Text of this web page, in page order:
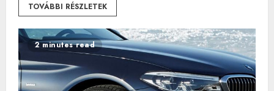
TOVÁBBI RÉSZLETEK
2 minutes read